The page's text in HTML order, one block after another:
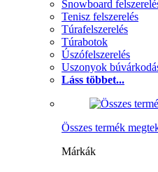
Snowboard
Tenisz felszerelés
Túrafelszerelés
Túrabotok
Úszófelszerelés
Uszonyok
Láss többet...
Összes termék
Márkák